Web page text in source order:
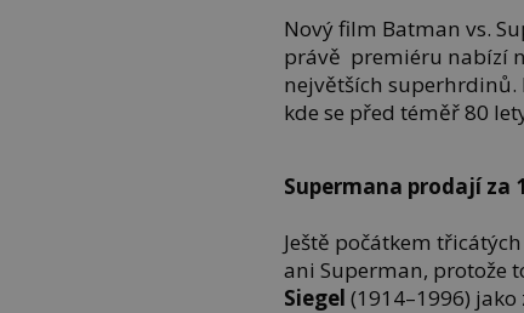
Nový film Batman vs.
právě premiéru nabízí
největších superhrdinů.
kde se před téměř 80
Supermana prodají za
Ještě počátkem
ani Superman, protože
Siegel (1914–1996) jako